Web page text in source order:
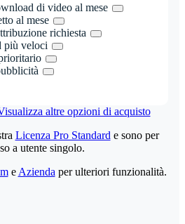
di video al mese
al mese
richiesta
più veloci
altre opzioni di acquisto
Licenza Pro Standard e sono per
a utente singolo.
e Azienda per ulteriori funzionalità.